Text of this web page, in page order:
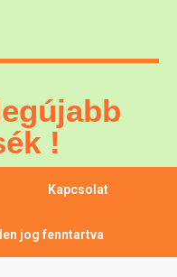
!
Kapcsolat
jog fenntartva